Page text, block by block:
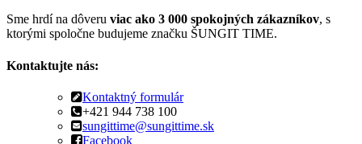
Sme hrdí na dôveru viac ako 3 000 spokojných zákazníkov, s
ktorými spoločne budujeme značku ŠUNGIT TIME.
Kontaktujte nás:
Kontaktný formulár
+421 944 738 100
sungittime@sungittime.sk
Facebook